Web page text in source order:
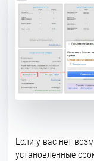
Если у вас нет
установленные